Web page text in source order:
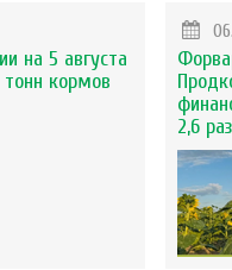
на 5 августа
кормов
2,6